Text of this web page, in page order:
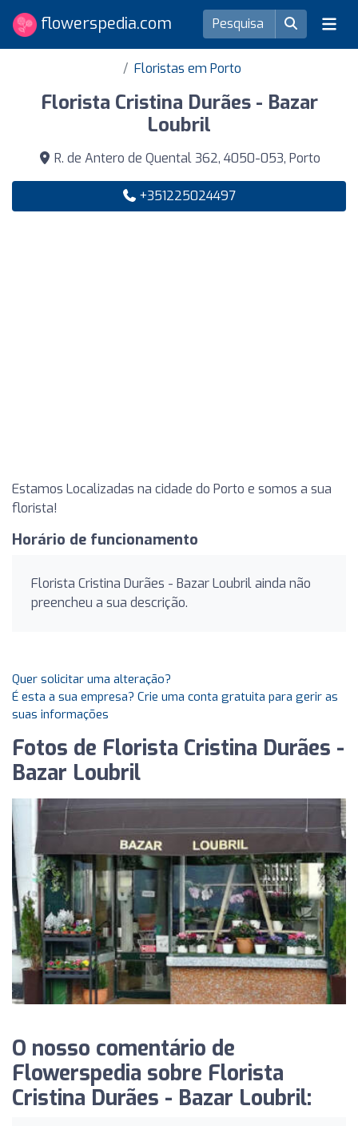
flowerspedia.com
Floristas em Porto
Florista Cristina Durães - Bazar
Loubril
R. de Antero de Quental 362, 4050-053, Porto
+351225024497
Estamos Localizadas na cidade do Porto e somos a sua
florista!
Horário de funcionamento
Florista Cristina Durães - Bazar Loubril ainda não
preencheu a sua descrição.
Quer solicitar uma alteração?
É esta a sua empresa? Crie uma conta gratuita para gerir as
suas informações
Fotos de Florista Cristina Durães -
Bazar Loubril
O nosso comentário de
Flowerspedia sobre Florista
Cristina Durães - Bazar Loubril: